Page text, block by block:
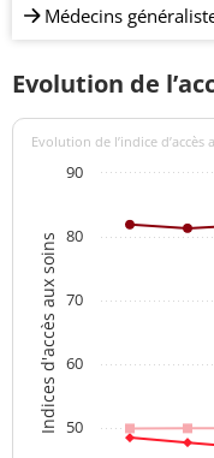
Médecins
Evolution de
Indices d'accès aux soins
Evolution de l’indice
50
60
70
80
90